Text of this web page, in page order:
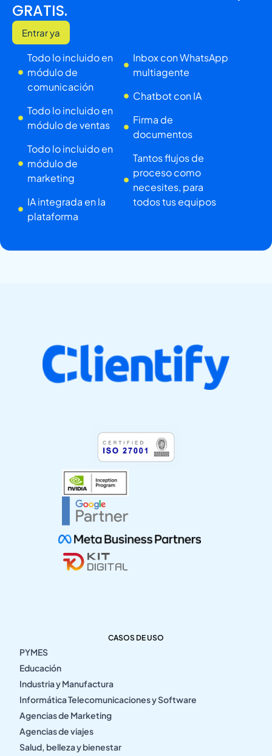
GRATIS.
Entrar ya
Todo lo incluido en
módulo de
comunicación
Todo lo incluido en
módulo de ventas
Todo lo incluido en
módulo de
marketing
IA integrada en la
plataforma
Inbox con WhatsApp
multiagente
Chatbot con IA
Firma de
documentos
Tantos flujos de
proceso como
necesites, para
todos tus equipos
CASOS DE USO
PYMES
Educación
Industria y Manufactura
Informática Telecomunicaciones y Software
Agencias de Marketing
Agencias de viajes
Salud, belleza y bienestar